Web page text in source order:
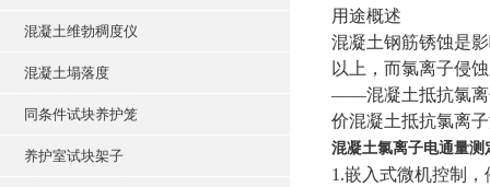
混凝土维勃稠度仪
混凝土塌落度
同条件试块养护笼
养护室试块架子
用途概述
混凝土钢筋锈蚀是
以上，而氯离子侵
——混凝土抵抗氯离
价混凝土抵抗氯离
混凝土氯离子电通量测
1.嵌入式微机控制